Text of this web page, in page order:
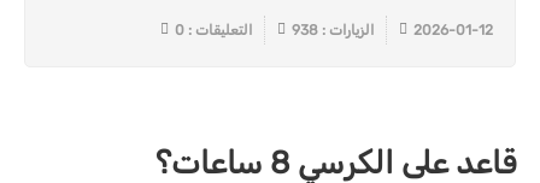
2026-01-12 الزيارات : 938 التعليقات : 0
قاعد على الكرسي 8 ساعات؟